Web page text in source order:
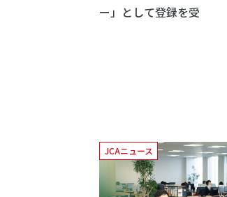
ー」として登録を受
JCAニュース